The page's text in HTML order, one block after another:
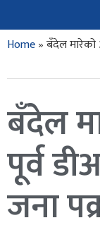
Home»बँदेल मारेको
बँदेल
पूर्व
जना